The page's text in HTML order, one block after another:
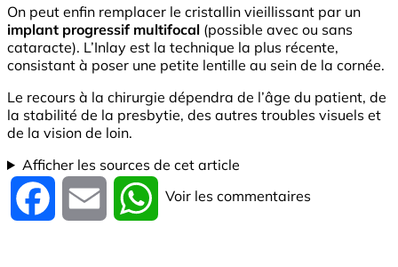
On peut enfin remplacer le cristallin vieillissant par un
implant progressif multifocal (possible avec ou sans
cataracte). L’Inlay est la technique la plus récente,
consistant à poser une petite lentille au sein de la cornée.
Le recours à la chirurgie dépendra de l’âge du patient, de
la stabilité de la presbytie, des autres troubles visuels et
de la vision de loin.
Afficher les sources de cet article
Facebook Email WhatsApp
Voir les commentaires